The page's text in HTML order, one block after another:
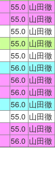
55.0 山田徹
55.0 山田徹
55.0 山田徹
55.0 山田徹
55.0 山田徹
56.0 山田徹
56.0 山田徹
56.0 山田徹
56.0 山田徹
55.0 山田徹
55.0 山田徹
56.0 山田徹